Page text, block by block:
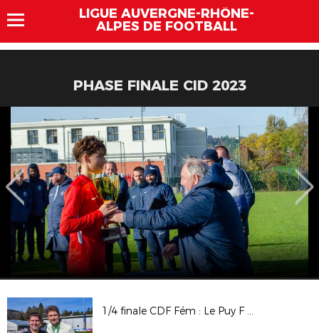
LIGUE AUVERGNE-RHÔNE-
ALPES DE FOOTBALL
PHASE FINALE CID 2023
1/4 finale CDF Fém : Le Puy F 43 Auv / PSG